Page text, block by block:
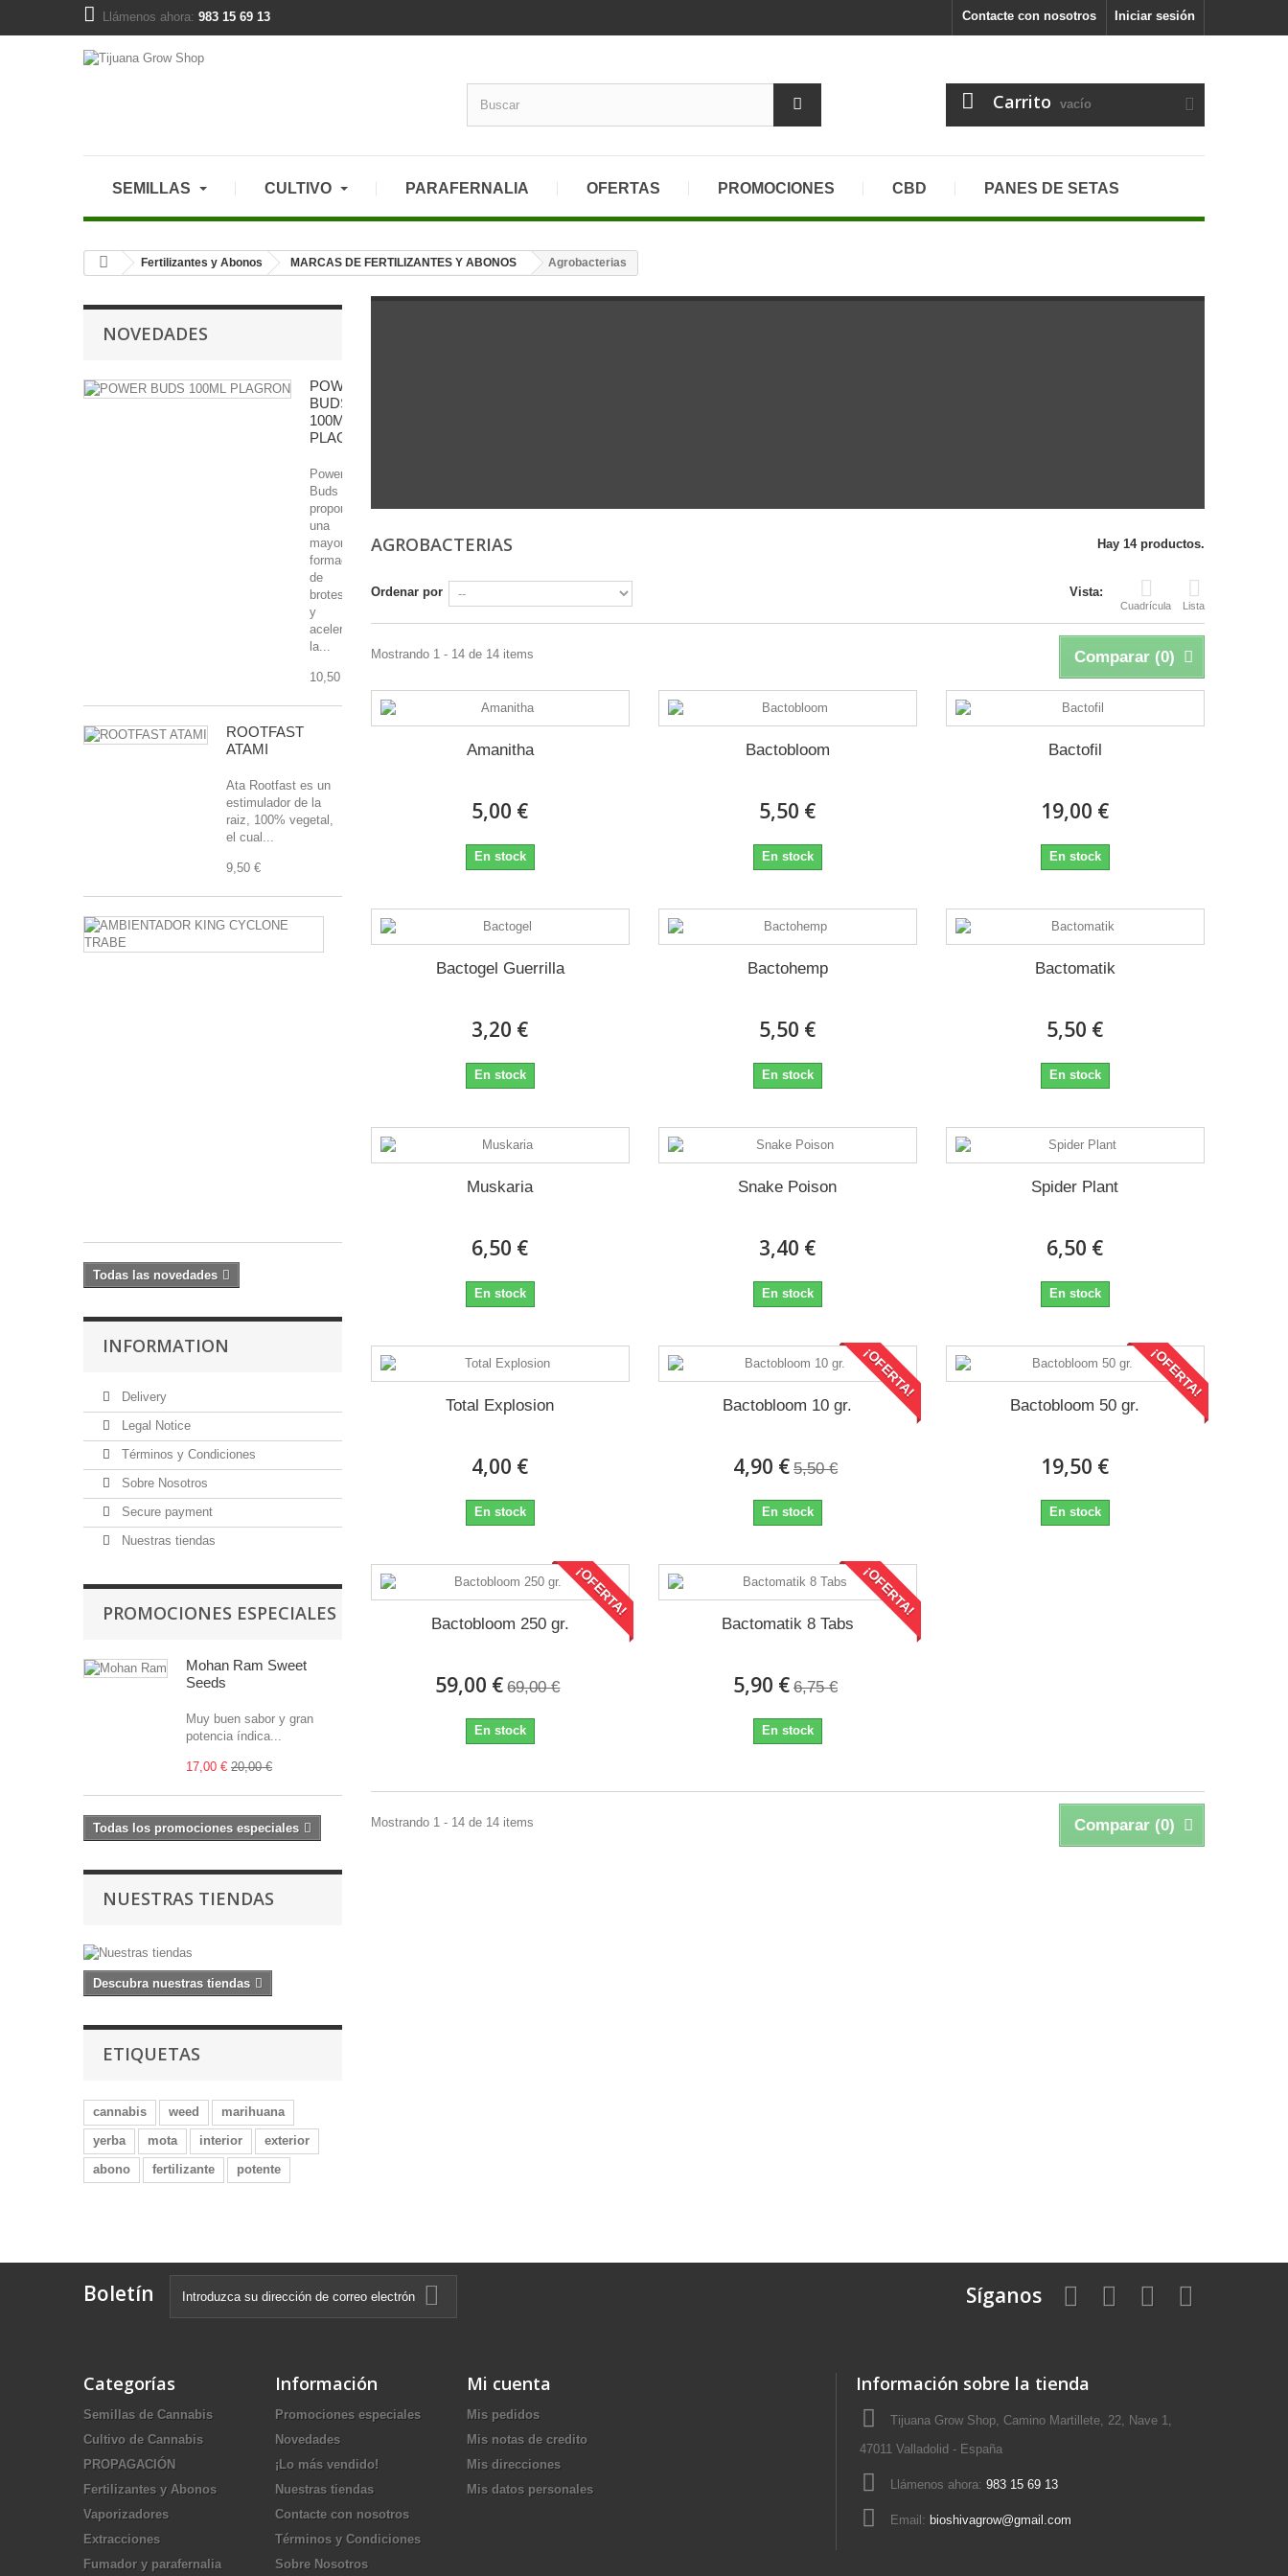
Iniciar sesión
Contacte con nosotros
Llámenos ahora: 983 15 69 13
Carrito vacío
SEMILLAS CULTIVO PARAFERNALIA OFERTAS PROMOCIONES CBD PANES DE SETAS
Fertilizantes y Abonos MARCAS DE FERTILIZANTES Y ABONOS Agrobacterias
NOVEDADES
POWER
BUDS
100ML
PLAGRON
Power
Buds
proporciona
una
mayor
formación
de
brotes
y
acelera
la...
10,50 €
ROOTFAST
ATAMI
Ata Rootfast es un
estimulador de la
raiz, 100% vegetal,
el cual...
9,50 €
AMBIENTADOR
ELIMINA
MALOS
OLORES.
Todas las novedades
INFORMATION
Delivery
Legal Notice
Términos y Condiciones
Sobre Nosotros
Secure payment
Nuestras tiendas
PROMOCIONES ESPECIALES
Mohan Ram Sweet
Seeds
Muy buen sabor y gran
potencia índica...
17,00 € 20,00 €
Todas los promociones especiales
NUESTRAS TIENDAS
Descubra nuestras tiendas
ETIQUETAS
cannabis weed
marihuana
yerba
mota interior
exterior
abono
fertilizante potente
AGROBACTERIAS Hay 14 productos.
Vista:
Cuadrícula Lista
Ordenar por
Comparar (0)
Mostrando 1 - 14 de 14 items
Amanitha
5,00 €
En stock
Bactobloom
5,50 €
En stock
Bactofil
19,00 €
En stock
Bactogel Guerrilla
3,20 €
En stock
Bactohemp
5,50 €
En stock
Bactomatik
5,50 €
En stock
Muskaria
6,50 €
En stock
Snake Poison
3,40 €
En stock
Spider Plant
6,50 €
En stock
Total Explosion
4,00 €
En stock
¡OFERTA!
Bactobloom 10 gr.
4,90 € 5,50 €
En stock
¡OFERTA!
Bactobloom 50 gr.
19,50 €
En stock
¡OFERTA!
Bactobloom 250 gr.
59,00 € 69,00 €
En stock
¡OFERTA!
Bactomatik 8 Tabs
5,90 € 6,75 €
En stock
Comparar (0)
Mostrando 1 - 14 de 14 items
Boletín Síganos
Categorías
Semillas de Cannabis
Cultivo de Cannabis
PROPAGACIÓN
Fertilizantes y Abonos
Vaporizadores
Extracciones
Fumador y parafernalia
Información
Promociones especiales
Novedades
¡Lo más vendido!
Nuestras tiendas
Contacte con nosotros
Términos y Condiciones
Sobre Nosotros
Mi cuenta
Mis pedidos
Mis notas de credito
Mis direcciones
Mis datos personales
Información sobre la tienda
Tijuana Grow Shop, Camino Martillete, 22, Nave 1,
47011 Valladolid - España
Llámenos ahora: 983 15 69 13
Email: bioshivagrow@gmail.com